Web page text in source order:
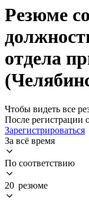
Резюме
отдела
Чтобы видеть все
После регистрации
Зарегистрироваться
За всё время
По соответствию
20 резюме